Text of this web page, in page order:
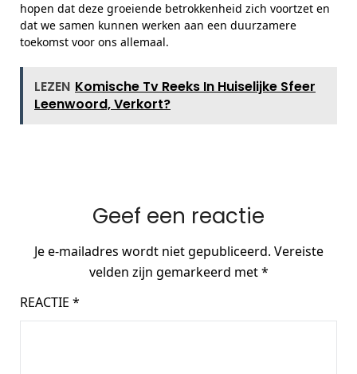
hopen dat deze groeiende betrokkenheid zich voortzet en
dat we samen kunnen werken aan een duurzamere
toekomst voor ons allemaal.
LEZEN Komische Tv Reeks In Huiselijke Sfeer
Leenwoord, Verkort?
Geef een reactie
Je e-mailadres wordt niet gepubliceerd. Vereiste
velden zijn gemarkeerd met*
REACTIE *